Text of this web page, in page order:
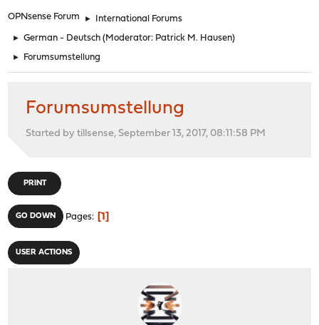
OPNsense Forum ► International Forums
► German - Deutsch (Moderator: Patrick M. Hausen)
► Forumsumstellung
Forumsumstellung
Started by tillsense, September 13, 2017, 08:11:58 PM
PRINT
GO DOWN Pages 1
USER ACTIONS